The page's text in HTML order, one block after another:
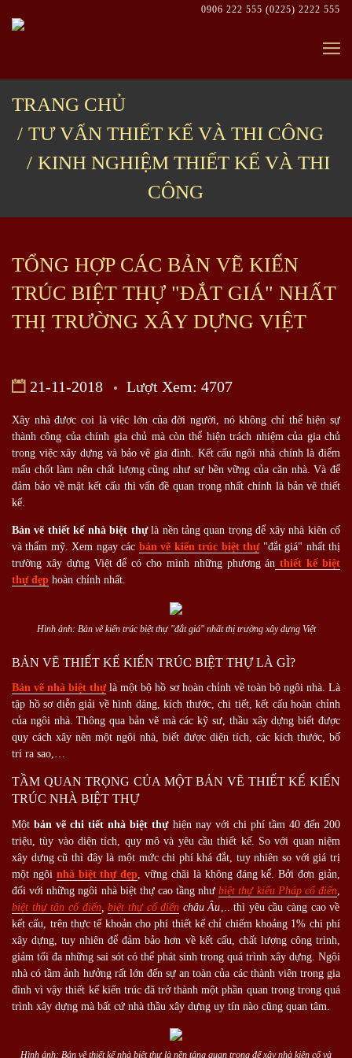
0906 222 555 (0225) 2222 555
TRANG CHỦ
TƯ VẤN THIẾT KẾ VÀ THI CÔNG
KINH NGHIỆM THIẾT KẾ VÀ THI
CÔNG
TỔNG HỢP CÁC BẢN VẼ KIẾN
TRÚC BIỆT THỰ "ĐẮT GIÁ" NHẤT
THỊ TRƯỜNG XÂY DỰNG VIỆT
21-11-2018 Lượt Xem: 4707
Xây nhà được coi là việc lớn của đời người, nó không chỉ thể hiện sự
thành công của chính gia chủ mà còn thể hiện trách nhiệm của gia chủ
trong việc xây dựng và bảo vệ gia đình. Kết cấu ngôi nhà chính là điểm
mấu chốt làm nên chất lượng cũng như sự bền vững của căn nhà. Và để
đảm bảo về mặt kết cấu thì vấn đề quan trọng nhất chính là bản vẽ thiết
kế.
Bản vẽ thiết kế nhà biệt thựlà nền tảng quan trọng để xây nhà kiên cố
và thẩm mỹ. Xem ngay các bản vẽ kiến trúc biệt thự"đắt giá" nhất thị
trường xây dựng Việt để có cho mình những phương án thiết kế biệt
thự đẹp hoàn chỉnh nhất.
Hình ảnh: Bản vẽ kiến trúc biệt thự "đắt giá" nhất thị trường xây dựng Việt
BẢN VẼ THIẾT KẾ KIẾN TRÚC BIỆT THỰ LÀ GÌ?
Bản vẽ nhà biệt thựlà một bộ hồ sơ hoàn chỉnh về toàn bộ ngôi nhà. Là
tập hồ sơ diễn giải về hình dáng, kích thước, chi tiết, kết cấu hoàn chỉnh
của ngôi nhà. Thông qua bản vẽ mà các kỹ sư, thầu xây dựng biết được
quy cách xây nên một ngôi nhà, biết được diện tích, các kích thước, bố
trí ra sao,…
TẦM QUAN TRỌNG CỦA MỘT BẢN VẼ THIẾT KẾ KIẾN
TRÚC NHÀ BIỆT THỰ
Mộtbản vẽ chi tiết nhà biệt thựhiện nay với chi phí tầm 40 đến 200
triệu, tùy vào diện tích, quy mô và yêu cầu thiết kế. So với quan niệm
xây dựng cũ thì đây là một mức chi phí khá đắt, tuy nhiên so với giá trị
một ngôi nhà biệt thự đẹp , vững chãi là không đáng kể. Bởi đơn giản,
đối với những ngôi nhà biệt thự cao tầng nhưbiệt thự kiểu Pháp cổ điển
biệt thự tân cổ điển,biệt thự cổ điển châu Âu ,.. thì yêu cầu càng cao về
kết cấu, trên thực tế khoản cho phí thiết kế chỉ chiếm khoảng 1% chi phí
xây dựng, tuy nhiên để đảm bảo hơn về kết cấu, chất lượng công trình,
giảm tối đa những sai sót có thể phát sinh trong quá trình xây dựng. Ngôi
nhà có tầm ảnh hưởng rất lớn đến sự an toàn của các thành viên trong gia
đình vì vậy thiết kế kiến trúc đã trở thành một phần quan trọng trong quá
trình xây dựng mà bất cứ nhà thầu xây dựng uy tín nào cũng quan tâm.
Hình ảnh: Bản vẽ thiết kế nhà biệt thự là nền tảng quan trọng để xây nhà kiên cố và